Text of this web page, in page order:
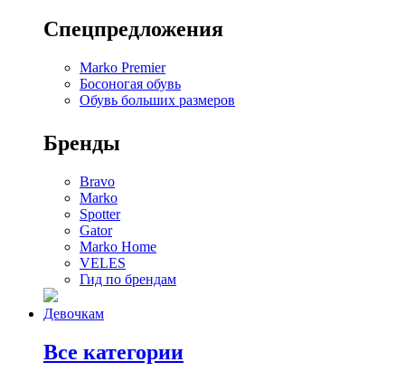
Спецпредложения
Marko Premier
Босоногая обувь
Обувь больших размеров
Бренды
Bravo
Marko
Spotter
Gator
Marko Home
VELES
Гид по брендам
Девочкам
Все категории